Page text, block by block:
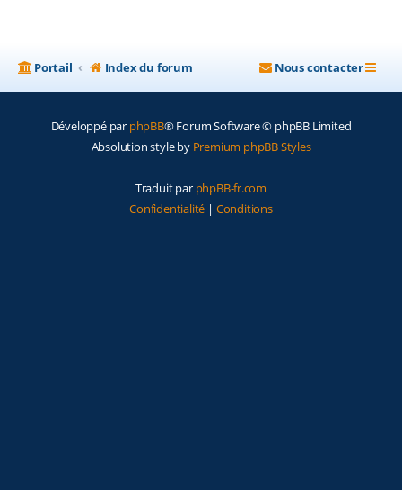
Portail Index du forum Nous contacter
Développé par phpBB® Forum Software © phpBB Limited
Absolution style by Premium phpBB Styles
Traduit par phpBB-fr.com
Confidentialité | Conditions